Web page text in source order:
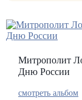
Митрополит
Дню России
смотреть альбом